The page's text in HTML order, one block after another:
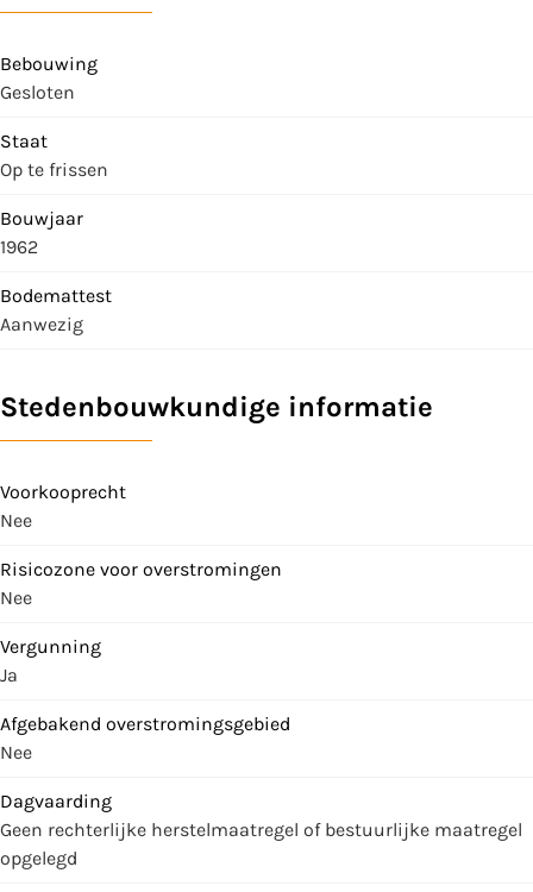
Bebouwing
Gesloten
Staat
Op te frissen
Bouwjaar
1962
Bodemattest
Aanwezig
Stedenbouwkundige informatie
Voorkooprecht
Nee
Risicozone voor overstromingen
Nee
Vergunning
Ja
Afgebakend overstromingsgebied
Nee
Dagvaarding
Geen rechterlijke herstelmaatregel of bestuurlijke maatregel
opgelegd